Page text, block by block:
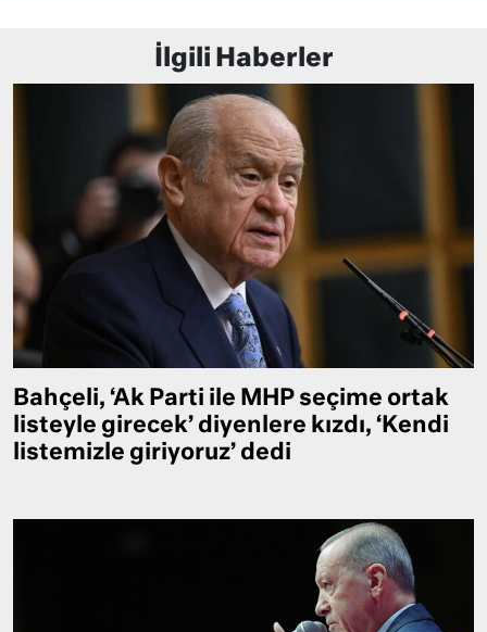
İlgili Haberler
Bahçeli, ‘Ak Parti ile MHP seçime ortak
listeyle girecek’ diyenlere kızdı, ‘Kendi
listemizle giriyoruz’ dedi